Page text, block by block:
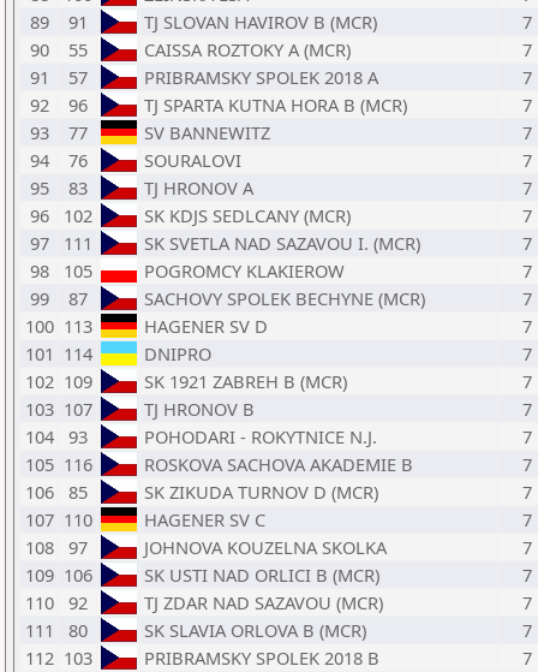
89
91 TJ SLOVAN HAVIROV B (MCR)
7
90
55 CAISSA ROZTOKY A (MCR)
7
91
57 PRIBRAMSKY SPOLEK 2018 A
7
92
96 TJ SPARTA KUTNA HORA B (MCR)
7
93
77 SV BANNEWITZ
7
94
76 SOURALOVI
7
95
83 TJ HRONOV A
7
96
102 SK KDJS SEDLCANY (MCR)
7
97
111 SK SVETLA NAD SAZAVOU I. (MCR)
7
98
105 POGROMCY KLAKIEROW
7
99
87 SACHOVY SPOLEK BECHYNE (MCR)
7
100 113 HAGENER SV D
7
101 114 DNIPRO
7
102 109 SK 1921 ZABREH B (MCR)
7
103 107 TJ HRONOV B
7
104
93 POHODARI - ROKYTNICE N.J.
7
105 116 ROSKOVA SACHOVA AKADEMIE B
7
106
85 SK ZIKUDA TURNOV D (MCR)
7
107 110 HAGENER SV C
7
108
97 JOHNOVA KOUZELNA SKOLKA
7
109 106 SK USTI NAD ORLICI B (MCR)
7
110
92 TJ ZDAR NAD SAZAVOU (MCR)
7
111
80 SK SLAVIA ORLOVA B (MCR)
7
112 103 PRIBRAMSKY SPOLEK 2018 B
7